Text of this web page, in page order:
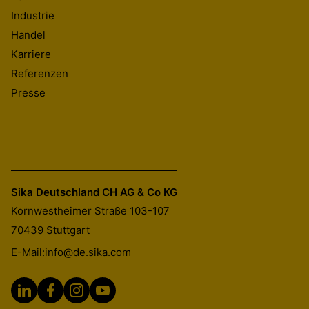
SikaEmaco® P 501
Korrosionsschutz für Ingenieurbauwerke nach ZTV-ING
SikaEmaco® P 511
Mörtelhaftbrücke für SikaEmaco® S 551 zur
Industrie
Handel
Karriere
Referenzen
Presse
Sika Deutschland CH AG & Co KG
Kornwestheimer Straße 103-107
70439 Stuttgart
E-Mail:info@de.sika.com